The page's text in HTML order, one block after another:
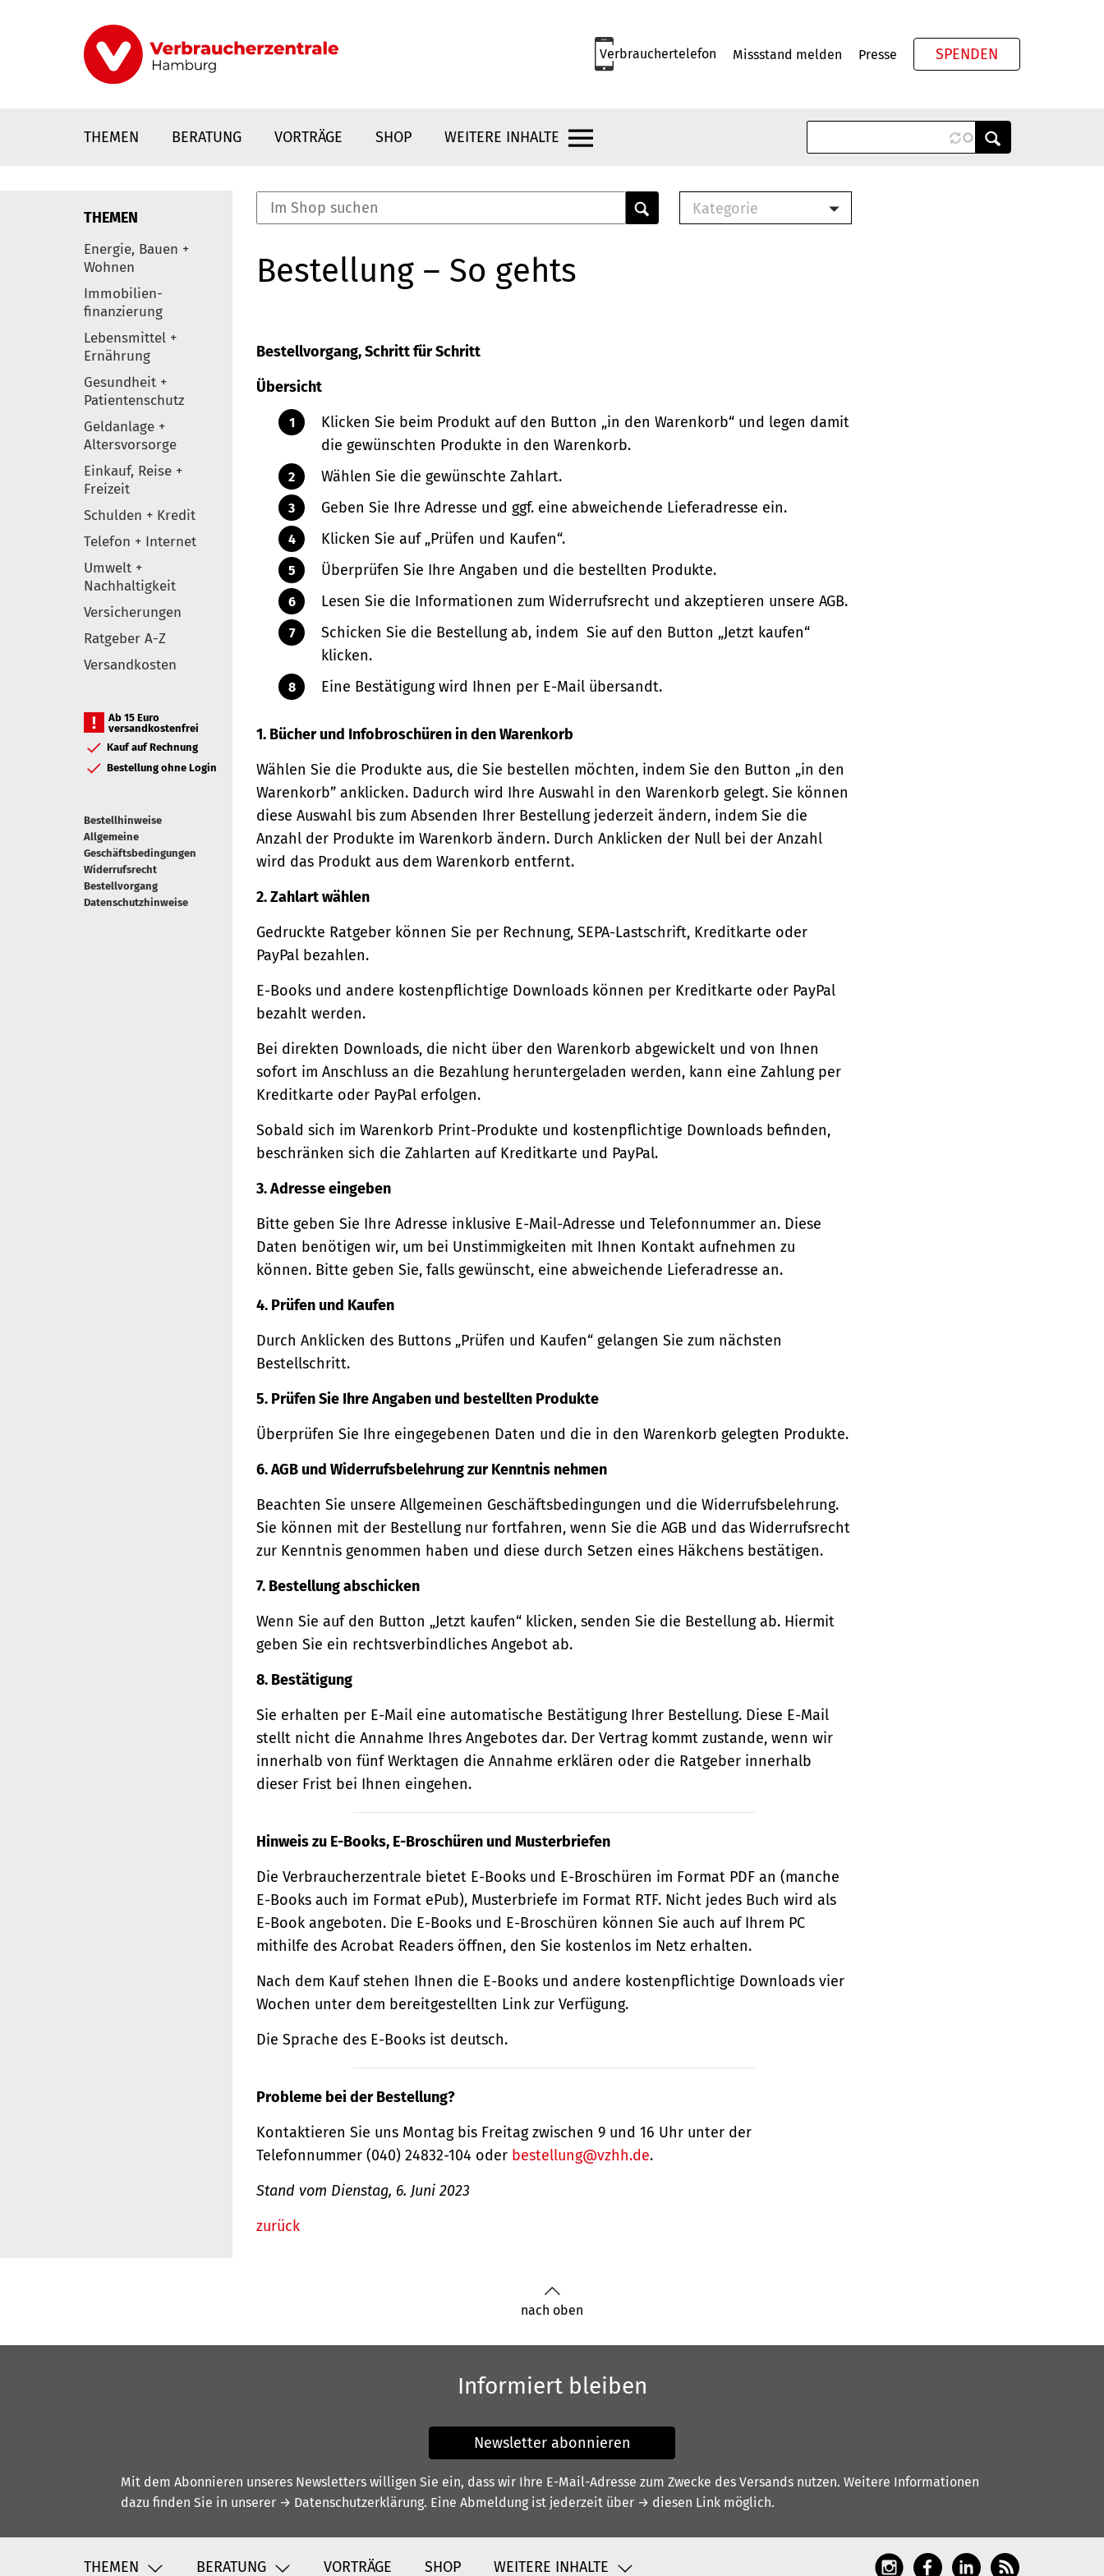
Verbrauchertelefon Missstand melden Presse SPENDEN
THEMEN BERATUNG VORTRÄGE SHOP WEITERE INHALTE
Elemente
THEMEN
Energie, Bauen +
Wohnen
Immobilien-
finanzierung
Lebensmittel +
Ernährung
Gesundheit +
Patientenschutz
Geldanlage +
Altersvorsorge
Einkauf, Reise +
Freizeit
Schulden + Kredit
Telefon + Internet
Umwelt +
Nachhaltigkeit
Versicherungen
Ratgeber A-Z
Versandkosten
Ab 15 Euro
versandkostenfrei
Kauf auf Rechnung
Bestellung ohne Login
Bestellhinweise
Allgemeine
Geschäftsbedingungen
Widerrufsrecht
Bestellvorgang
Datenschutzhinweise
Kategorie
Bestellung – So gehts
Bestellvorgang, Schritt für Schritt
Übersicht
Klicken Sie beim Produkt auf den Button „in den Warenkorb“ und legen damit
die gewünschten Produkte in den Warenkorb.
Wählen Sie die gewünschte Zahlart.
Geben Sie Ihre Adresse und ggf. eine abweichende Lieferadresse ein.
Klicken Sie auf „Prüfen und Kaufen“.
Überprüfen Sie Ihre Angaben und die bestellten Produkte.
Lesen Sie die Informationen zum Widerrufsrecht und akzeptieren unsere AGB.
Schicken Sie die Bestellung ab, indem Sie auf den Button „Jetzt kaufen“
klicken.
Eine Bestätigung wird Ihnen per E-Mail übersandt.
1. Bücher und Infobroschüren in den Warenkorb
Wählen Sie die Produkte aus, die Sie bestellen möchten, indem Sie den Button „in den
Warenkorb” anklicken. Dadurch wird Ihre Auswahl in den Warenkorb gelegt. Sie können
diese Auswahl bis zum Absenden Ihrer Bestellung jederzeit ändern, indem Sie die
Anzahl der Produkte im Warenkorb ändern. Durch Anklicken der Null bei der Anzahl
wird das Produkt aus dem Warenkorb entfernt.
2. Zahlart wählen
Gedruckte Ratgeber können Sie per Rechnung, SEPA-Lastschrift, Kreditkarte oder
PayPal bezahlen.
E-Books und andere kostenpflichtige Downloads können per Kreditkarte oder PayPal
bezahlt werden.
Bei direkten Downloads, die nicht über den Warenkorb abgewickelt und von Ihnen
sofort im Anschluss an die Bezahlung heruntergeladen werden, kann eine Zahlung per
Kreditkarte oder PayPal erfolgen.
Sobald sich im Warenkorb Print-Produkte und kostenpflichtige Downloads befinden,
beschränken sich die Zahlarten auf Kreditkarte und PayPal.
3. Adresse eingeben
Bitte geben Sie Ihre Adresse inklusive E-Mail-Adresse und Telefonnummer an. Diese
Daten benötigen wir, um bei Unstimmigkeiten mit Ihnen Kontakt aufnehmen zu
können. Bitte geben Sie, falls gewünscht, eine abweichende Lieferadresse an.
4. Prüfen und Kaufen
Durch Anklicken des Buttons „Prüfen und Kaufen“ gelangen Sie zum nächsten
Bestellschritt.
5. Prüfen Sie Ihre Angaben und bestellten Produkte
Überprüfen Sie Ihre eingegebenen Daten und die in den Warenkorb gelegten Produkte.
6. AGB und Widerrufsbelehrung zur Kenntnis nehmen
Beachten Sie unsere Allgemeinen Geschäftsbedingungen und die Widerrufsbelehrung.
Sie können mit der Bestellung nur fortfahren, wenn Sie die AGB und das Widerrufsrecht
zur Kenntnis genommen haben und diese durch Setzen eines Häkchens bestätigen.
7. Bestellung abschicken
Wenn Sie auf den Button „Jetzt kaufen“ klicken, senden Sie die Bestellung ab. Hiermit
geben Sie ein rechtsverbindliches Angebot ab.
8. Bestätigung
Sie erhalten per E-Mail eine automatische Bestätigung Ihrer Bestellung. Diese E-Mail
stellt nicht die Annahme Ihres Angebotes dar. Der Vertrag kommt zustande, wenn wir
innerhalb von fünf Werktagen die Annahme erklären oder die Ratgeber innerhalb
dieser Frist bei Ihnen eingehen.
Hinweis zu E-Books, E-Broschüren und Musterbriefen
Die Verbraucherzentrale bietet E-Books und E-Broschüren im Format PDF an (manche
E-Books auch im Format ePub), Musterbriefe im Format RTF. Nicht jedes Buch wird als
E-Book angeboten. Die E-Books und E-Broschüren können Sie auch auf Ihrem PC
mithilfe des Acrobat Readers öffnen, den Sie kostenlos im Netz erhalten.
Nach dem Kauf stehen Ihnen die E-Books und andere kostenpflichtige Downloads vier
Wochen unter dem bereitgestellten Link zur Verfügung.
Die Sprache des E-Books ist deutsch.
Probleme bei der Bestellung?
Kontaktieren Sie uns Montag bis Freitag zwischen 9 und 16 Uhr unter der
Telefonnummer (040) 24832-104 oder bestellung@vzhh.de.
Stand vom Dienstag, 6. Juni 2023
zurück
nach oben
Informiert bleiben
Newsletter abonnieren
Mit dem Abonnieren unseres Newsletters willigen Sie ein, dass wir Ihre E-Mail-Adresse zum Zwecke des Versands nutzen. Weitere Informationen
dazu finden Sie in unserer → Datenschutzerklärung. Eine Abmeldung ist jederzeit über → diesen Link möglich.
THEMEN BERATUNG VORTRÄGE SHOP WEITERE INHALTE